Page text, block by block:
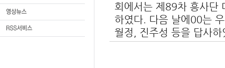
회에서는 제89차 흥사단
하였다. 다음 날에00는
월정, 진주성 등을 답사